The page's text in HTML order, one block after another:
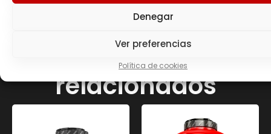
Denegar
Ver preferencias
Política de cookies
Productos
relacionados